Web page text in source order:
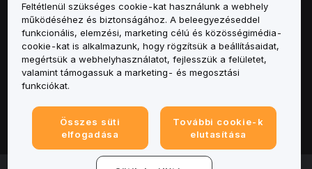
Szolgáltatások
Támogatás
Termékek
Feltétlenül szükséges cookie-kat használunk a webhely
működéséhez és biztonságához. A beleegyezéseddel
funkcionális, elemzési, marketing célú és közösségimédia-
cookie-kat is alkalmazunk, hogy rögzítsük a beállításaidat,
megértsük a webhelyhasználatot, fejlesszük a felületet,
valamint támogassuk a marketing- és megosztási
funkciókat.
Összes süti
elfogadása
További cookie-k
elutasítása